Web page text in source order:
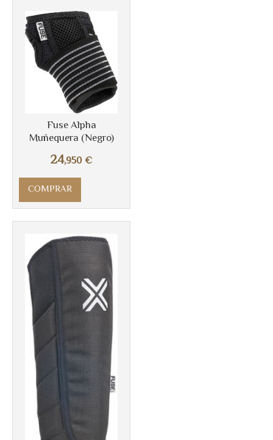
Fuse Alpha
Muñequera (Negro)
24,950 €
COMPRAR
Más info
Más info